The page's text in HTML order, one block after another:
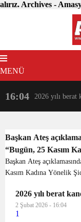
alırız. Archives -
MENÜ
16:04 2026 yılı
Başkan Ateş
“Bugün, 25 Kasım
Şiddete Karşı
Mücadele Günü.
ve 973 ilçede
basın açıklaması
Başkan Ateş
Kasım Kadına Yönelik
Cumhuriyet Halk Partisi
olarak, 81 il ve 973 ilçede
zamanlı basın açıkla...
2026 yılı berat
2 Şubat 2026 - 16:04
1